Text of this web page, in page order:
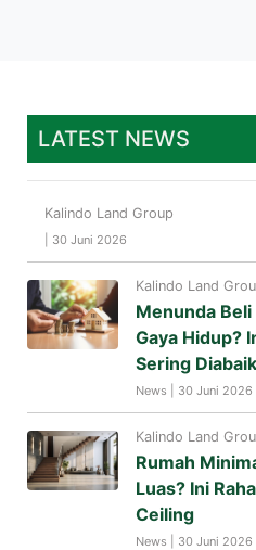
LATEST NEWS
Kalindo Land Group
| 30 Juni 2026
Kalindo Land
Menunda
Gaya Hidup?
Sering
News | 30 Juni 2026
Kalindo Land
Rumah
Luas? Ini
Ceiling
News | 30 Juni 2026